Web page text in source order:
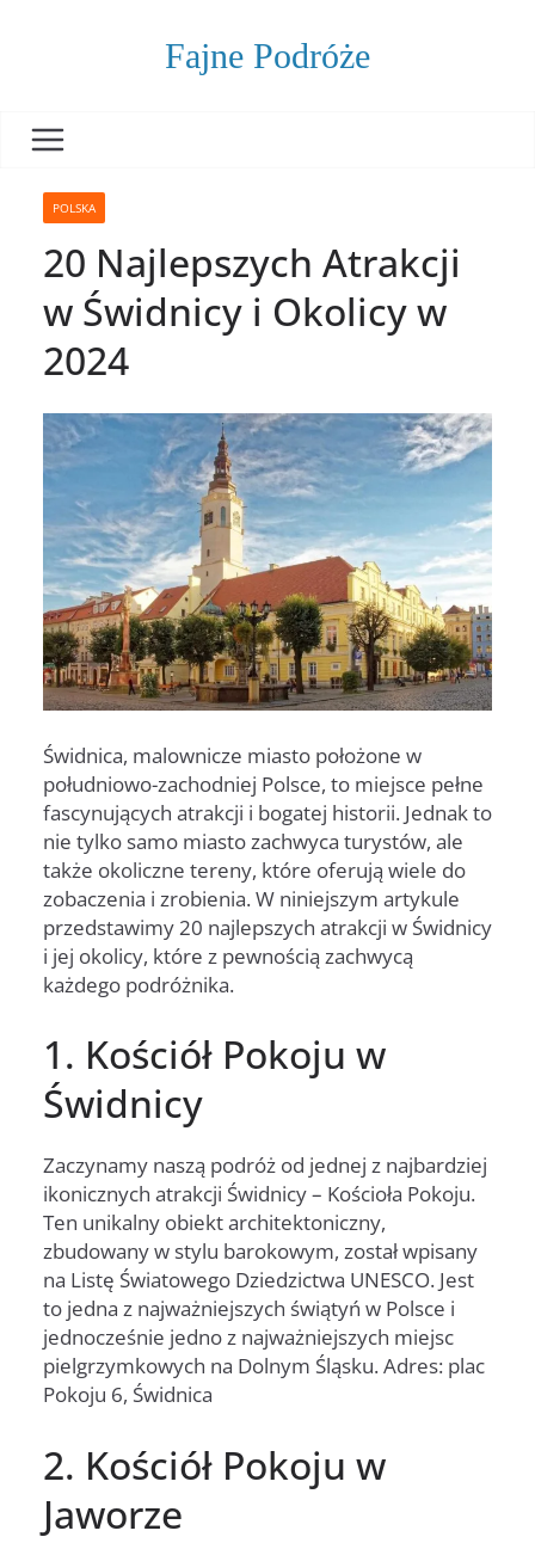
Fajne Podróże
POLSKA
20 Najlepszych Atrakcji
w Świdnicy i Okolicy w
2024
Świdnica, malownicze miasto położone w
południowo-zachodniej Polsce, to miejsce pełne
fascynujących atrakcji i bogatej historii. Jednak to
nie tylko samo miasto zachwyca turystów, ale
także okoliczne tereny, które oferują wiele do
zobaczenia i zrobienia. W niniejszym artykule
przedstawimy 20 najlepszych atrakcji w Świdnicy
i jej okolicy, które z pewnością zachwycą
każdego podróżnika.
1. Kościół Pokoju w
Świdnicy
Zaczynamy naszą podróż od jednej z najbardziej
ikonicznych atrakcji Świdnicy – Kościoła Pokoju.
Ten unikalny obiekt architektoniczny,
zbudowany w stylu barokowym, został wpisany
na Listę Światowego Dziedzictwa UNESCO. Jest
to jedna z najważniejszych świątyń w Polsce i
jednocześnie jedno z najważniejszych miejsc
pielgrzymkowych na Dolnym Śląsku. Adres: plac
Pokoju 6, Świdnica
2. Kościół Pokoju w
Jaworze